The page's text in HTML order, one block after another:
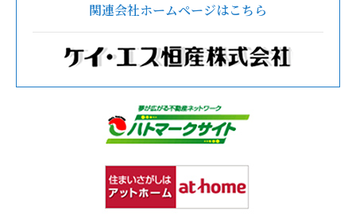
関連会社ホームページはこちら